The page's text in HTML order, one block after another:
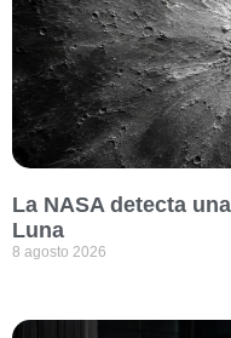
La NASA detecta
Luna
8 agosto 2026